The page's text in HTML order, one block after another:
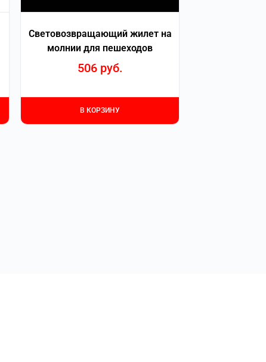
Световозвращающий жилет на
молнии для пешеходов
506 руб.
В КОРЗИНУ